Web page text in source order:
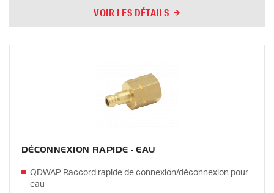
VOIR LES DÉTAILS
DÉCONNEXION RAPIDE - EAU
QDWAP Raccord rapide de connexion/déconnexion pour
eau